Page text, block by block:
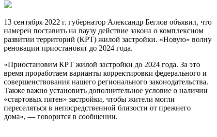
13 сентября 2022 г. губернатор Александр Беглов объявил, что
намерен поставить на паузу действие закона о комплексном
развитии территорий (КРТ) жилой застройки. «Новую» волну
реновации приостановят до 2024 года.
«Приостановим КРТ жилой застройки до 2024 года. За это
время проработаем варианты корректировки федерального и
совершенствования нашего регионального законодательства.
Также важно установить дополнительное условие о наличии
«стартовых пятен» застройки, чтобы жители могли
переселяться в непосредственной близости от прежнего
дома», — говорится в сообщении.